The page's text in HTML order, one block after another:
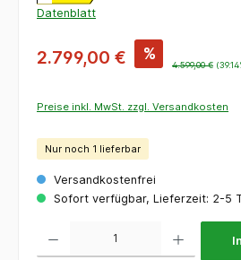
Datenblatt
2.799,00 € %
4.599,00 €
Preise inkl. MwSt. zzgl. Versandkosten
Nur noch 1 lieferbar
Versandkostenfrei
Sofort verfügbar, Lieferzeit: 2-5